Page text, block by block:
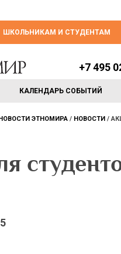
ШКОЛЬНИКАМ И СТУДЕНТАМ
КАЛЕНДАРЬ СОБЫТИЙ
+7 495
ЭТНОМИРА НОВОСТИ